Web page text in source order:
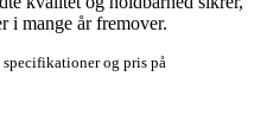
i mange år fremover.
og pris på